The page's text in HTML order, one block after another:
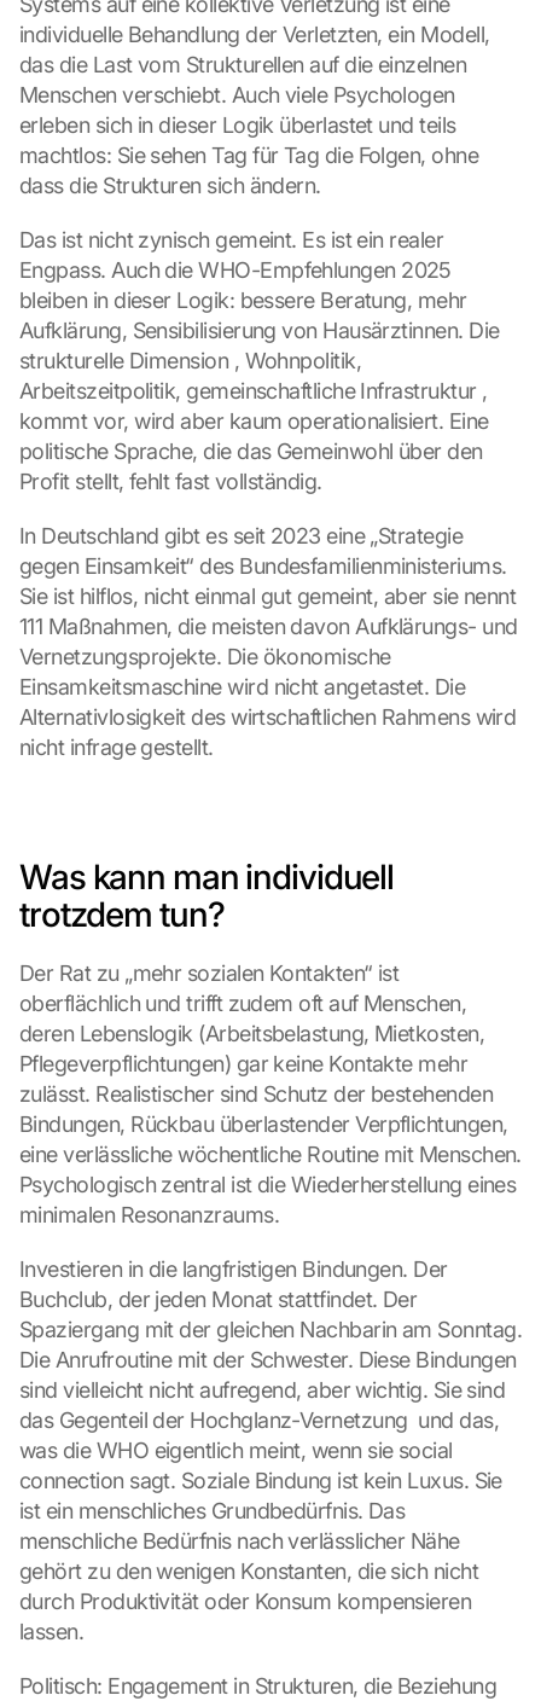
individuelle Behandlung der Verletzten, ein Modell,
das die Last vom Strukturellen auf die einzelnen
Menschen verschiebt. Auch viele Psychologen
erleben sich in dieser Logik überlastet und teils
machtlos: Sie sehen Tag für Tag die Folgen, ohne
dass die Strukturen sich ändern.
Das ist nicht zynisch gemeint. Es ist ein realer
Engpass. Auch die WHO-Empfehlungen 2025
bleiben in dieser Logik: bessere Beratung, mehr
Aufklärung, Sensibilisierung von Hausärztinnen. Die
strukturelle Dimension , Wohnpolitik,
Arbeitszeitpolitik, gemeinschaftliche Infrastruktur ,
kommt vor, wird aber kaum operationalisiert. Eine
politische Sprache, die das Gemeinwohl über den
Profit stellt, fehlt fast vollständig.
In Deutschland gibt es seit 2023 eine „Strategie
gegen Einsamkeit“ des Bundesfamilienministeriums.
Sie ist hilflos, nicht einmal gut gemeint, aber sie nennt
111 Maßnahmen, die meisten davon Aufklärungs- und
Vernetzungsprojekte. Die ökonomische
Einsamkeitsmaschine wird nicht angetastet. Die
Alternativlosigkeit des wirtschaftlichen Rahmens wird
nicht infrage gestellt.
Was kann man individuell
trotzdem tun?
Der Rat zu „mehr sozialen Kontakten“ ist
oberflächlich und trifft zudem oft auf Menschen,
deren Lebenslogik (Arbeitsbelastung, Mietkosten,
Pflegeverpflichtungen) gar keine Kontakte mehr
zulässt. Realistischer sind Schutz der bestehenden
Bindungen, Rückbau überlastender Verpflichtungen,
eine verlässliche wöchentliche Routine mit Menschen.
Psychologisch zentral ist die Wiederherstellung eines
minimalen Resonanzraums.
Investieren in die langfristigen Bindungen. Der
Buchclub, der jeden Monat stattfindet. Der
Spaziergang mit der gleichen Nachbarin am Sonntag.
Die Anrufroutine mit der Schwester. Diese Bindungen
sind vielleicht nicht aufregend, aber wichtig. Sie sind
das Gegenteil der Hochglanz-Vernetzung  und das,
was die WHO eigentlich meint, wenn sie social
connection sagt. Soziale Bindung ist kein Luxus. Sie
ist ein menschliches Grundbedürfnis. Das
menschliche Bedürfnis nach verlässlicher Nähe
gehört zu den wenigen Konstanten, die sich nicht
durch Produktivität oder Konsum kompensieren
lassen.
Politisch: Engagement in Strukturen, die Beziehung
o
a
d
G
o
g
l
e
M
p
:
B
y
c
l
i
c
k
i
n
g
n
i